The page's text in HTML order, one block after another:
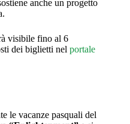
anche un progetto
visibile fino al 6
dei biglietti nel portale
le vacanze pasquali del